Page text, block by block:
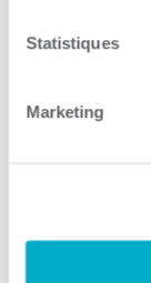
Statistiques
Marketing
Suivez-